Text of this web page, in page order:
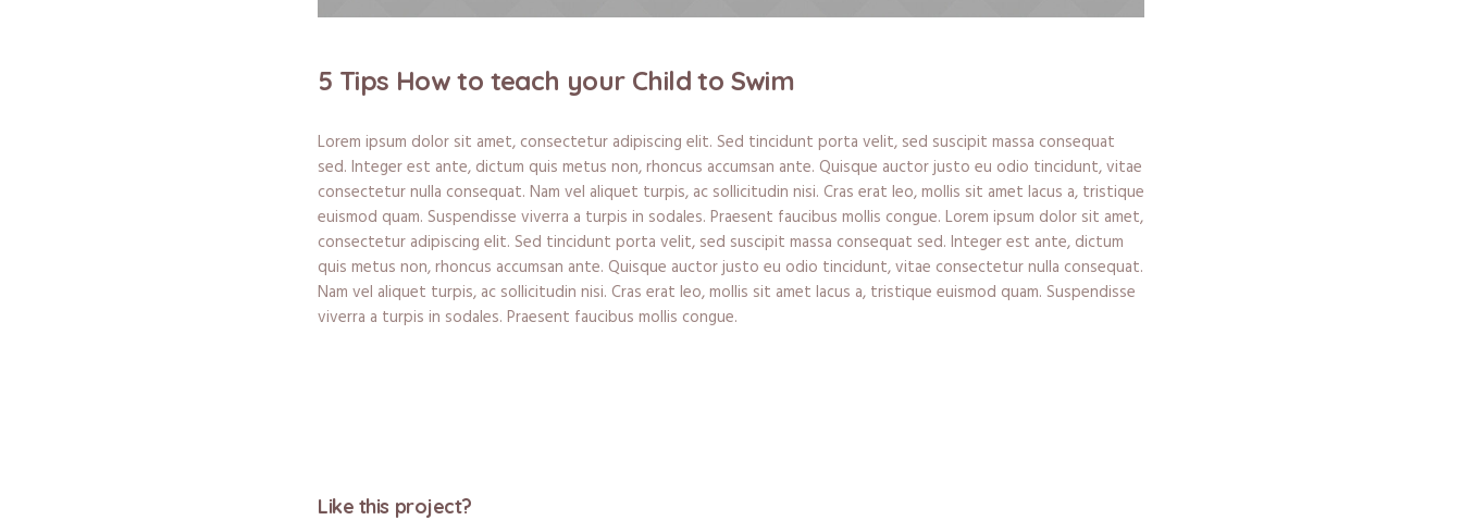
5 Tips How to teach your Child to Swim
Lorem ipsum dolor sit amet, consectetur adipiscing elit. Sed tincidunt porta velit, sed suscipit massa consequat
sed. Integer est ante, dictum quis metus non, rhoncus accumsan ante. Quisque auctor justo eu odio tincidunt, vitae
consectetur nulla consequat. Nam vel aliquet turpis, ac sollicitudin nisi. Cras erat leo, mollis sit amet lacus a, tristique
euismod quam. Suspendisse viverra a turpis in sodales. Praesent faucibus mollis congue. Lorem ipsum dolor sit amet,
consectetur adipiscing elit. Sed tincidunt porta velit, sed suscipit massa consequat sed. Integer est ante, dictum
quis metus non, rhoncus accumsan ante. Quisque auctor justo eu odio tincidunt, vitae consectetur nulla consequat.
Nam vel aliquet turpis, ac sollicitudin nisi. Cras erat leo, mollis sit amet lacus a, tristique euismod quam. Suspendisse
viverra a turpis in sodales. Praesent faucibus mollis congue.
Like this project?